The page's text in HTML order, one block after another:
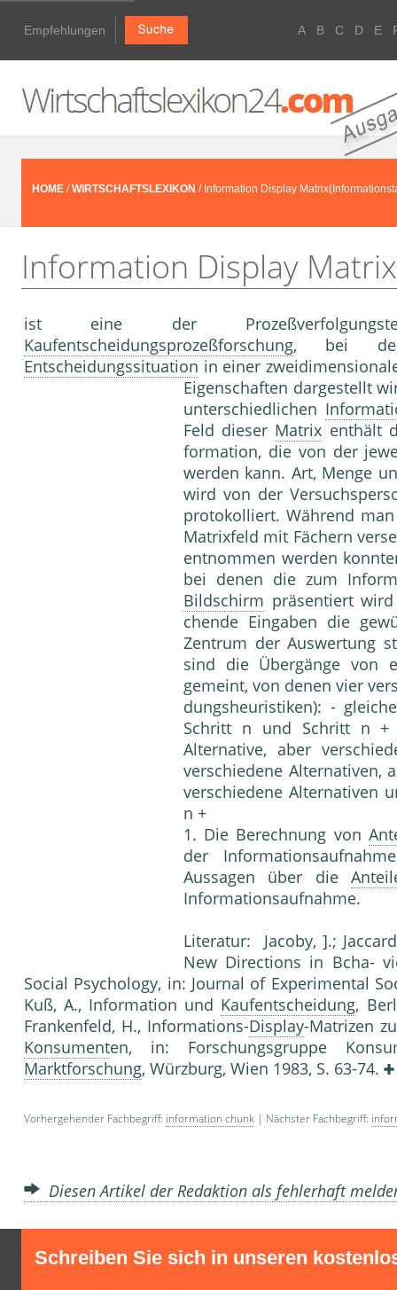
Empfehlungen A B C D E
HOME /WIRTSCHAFTSLEXIKON / Information Display
Information Display
ist eine der
Kaufentscheidungsprozeßforschung, bei
Entscheidungssituation in einer
Eigenschaften dargestellt
unter­schiedlichen
Feld dieser Matrix ent­hält
formation, die von der
werden kann. Art, Menge
wird von der
proto­kolliert. Während
Matrixfeld mit Fä­chern
entnommen werden
bei denen die zum
Bildschirm präsentiert
chende Eingaben die
Zentrum der Auswertung
sind die Über­gänge von
gemeint, von denen vier
dungsheuristiken): -
Schritt n und Schritt n +
Alternative, aber
verschiedene Alternativen,
verschiedene Alternativen
n +
1. Die Berechnung von
der
Aussagen über die
Informationsauf­nahme.
Literatur: Jacoby, ].;
New Directions in Bcha-
Social Psychology, in: Journal of Experimental
Kuß, A., Information und Kaufentscheidung,
Frankenfeld, H., Informations-Display-Matrizen
Konsumenten, in: Forschungsgruppe
Marktforschung, Würzburg, Wien 1983, S. 63-74.
Vorhergehender Fachbegriff: information chunk | Nächster Fachbegriff:
Diesen Artikel der Redaktion als fehlerhaft
Schreiben Sie sich in unseren